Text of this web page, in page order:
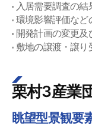
入居需要調査の結
環境影響評価など
開発計画の変更及
敷地の譲渡・譲り
栗村3産業
眺望型景観要